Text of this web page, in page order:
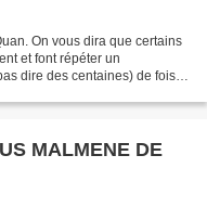
On vous dira que certains
et font répéter un
dire des centaines) de fois
MALMENE DE